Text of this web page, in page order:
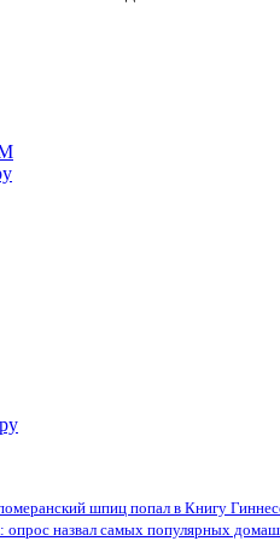
шпиц попал в Книгу
опрос назвал самых популярных